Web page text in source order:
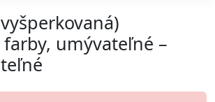
umývateľné –